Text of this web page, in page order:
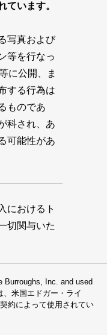
ています。
写真および
等を行なっ
に公開、ま
する行為は
ものであ
科され、あ
可能性があ
におけるト
切関与いた
Burroughs, Inc. and used
米国エドガー・ライ
約によって使用されてい